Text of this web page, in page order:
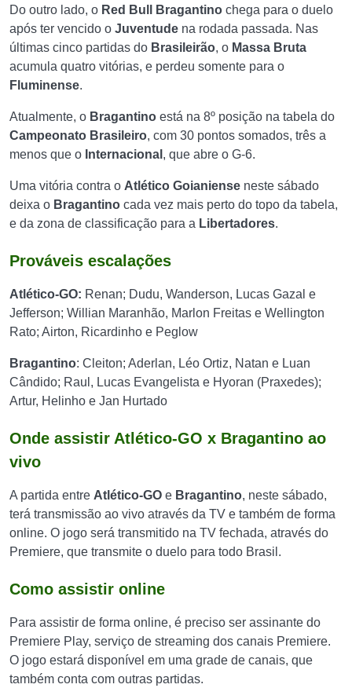
Do outro lado, o Red Bull Bragantino chega para o duelo
após ter vencido o Juventude na rodada passada. Nas
últimas cinco partidas do Brasileirão, o Massa Bruta
acumula quatro vitórias, e perdeu somente para o
Fluminense.
Atualmente, o Bragantino está na 8º posição na tabela do
Campeonato Brasileiro, com 30 pontos somados, três a
menos que o Internacional , que abre o G-6.
Uma vitória contra o Atlético Goianiense neste sábado
deixa o Bragantino cada vez mais perto do topo da tabela,
e da zona de classificação para a Libertadores.
Prováveis escalações
Atlético-GO: Renan; Dudu, Wanderson, Lucas Gazal e
Jefferson; Willian Maranhão, Marlon Freitas e Wellington
Rato; Airton, Ricardinho e Peglow
Bragantino: Cleiton; Aderlan, Léo Ortiz, Natan e Luan
Cândido; Raul, Lucas Evangelista e Hyoran (Praxedes);
Artur, Helinho e Jan Hurtado
Onde assistir Atlético-GO x Bragantino ao
vivo
A partida entre Atlético-GO e Bragantino, neste sábado,
terá transmissão ao vivo através da TV e também de forma
online. O jogo será transmitido na TV fechada, através do
Premiere, que transmite o duelo para todo Brasil.
Como assistir online
Para assistir de forma online, é preciso ser assinante do
Premiere Play, serviço de streaming dos canais Premiere.
O jogo estará disponível em uma grade de canais, que
também conta com outras partidas.